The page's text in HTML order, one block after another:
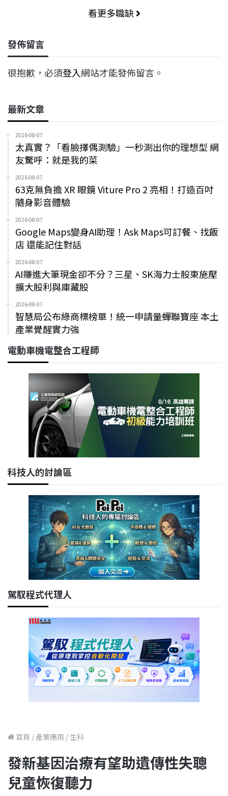
看更多職缺
發佈留言
很抱歉，必須登入網站才能發佈留言。
最新文章
2026-08-07
太真實？「看臉擇偶測驗」一秒測出你的理想型 網
友驚呼：就是我的菜
2026-08-07
63克無負擔 XR 眼鏡 Viture Pro 2 亮相！打造百吋
隨身影音體驗
2026-08-07
Google Maps變身AI助理！Ask Maps可訂餐、找飯
店 還能記住對話
2026-08-07
AI賺進大筆現金卻不分？三星、SK海力士股東施壓
擴大股利與庫藏股
2026-08-07
智慧局公布綠商標榜單！統一申請量蟬聯寶座 本土
產業覺醒實力強
電動車機電整合工程師
科技人的討論區
駕馭程式代理人